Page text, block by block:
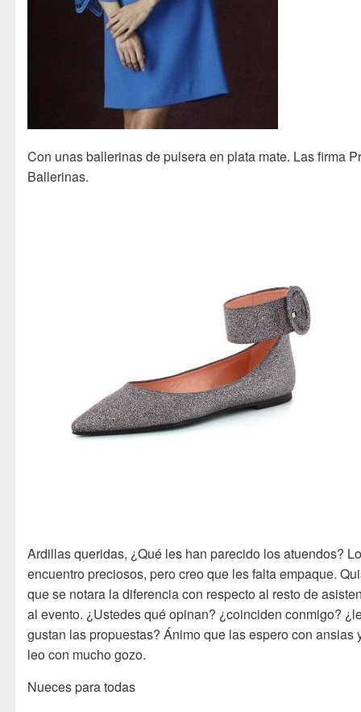
Con unas ballerinas de pulsera en plata mate. Las firma
Ballerinas.
Ardillas queridas, ¿Qué les han parecido los atuendos?
encuentro preciosos, pero creo que les falta empaque.
que se notara la diferencia con respecto al resto de
al evento. ¿Ustedes qué opinan? ¿coinciden conmigo?
gustan las propuestas? Ánimo que las espero con ansias
leo con mucho gozo.
Nueces para todas